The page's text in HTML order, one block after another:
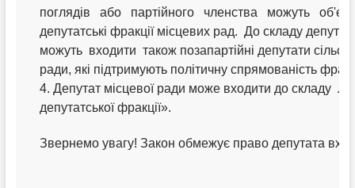
поглядів   або   партійного   членства   можуть
депутатські фракції місцевих рад.  До складу
можуть  входити  також позапартійні депутати
ради, які підтримують політичну спрямованість
4. Депутат місцевої ради може входити до складу
депутатської фракції».
Звернемо увагу! Закон обмежує право депутата